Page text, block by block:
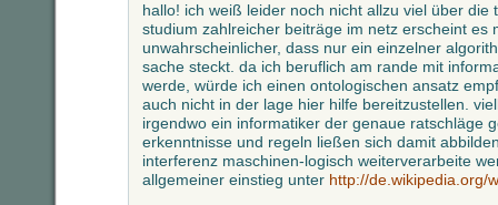
hallo! ich weiß leider noch nicht allzu viel über die
studium zahlreicher beiträge im netz erscheint es
unwahrscheinlicher, dass nur ein einzelner
sache steckt. da ich beruflich am rande mit
werde, würde ich einen ontologischen ansatz
auch nicht in der lage hier hilfe bereitzustellen.
irgendwo ein informatiker der genaue ratschläge
erkenntnisse und regeln ließen sich damit
interferenz maschinen-logisch weiterverarbeite
allgemeiner einstieg unter http://de.wikipedia.org/